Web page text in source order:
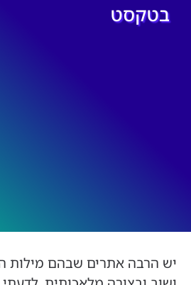
בטקסט
יש הרבה אתרים שבהם מילות